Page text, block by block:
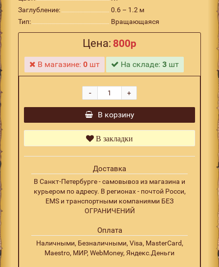
Заглубление:
0.6 – 1.2 м
Тип:
Вращающаяся
Цена: 800р
В магазине:0 шт На складе:3 шт
+
-
В корзину
В закладки
Доставка
В Санкт-Петербурге - самовывоз из магазина и
курьером по адресу. В регионах - почтой Росси,
EMS и транспортными компаниями БЕЗ
ОГРАНИЧЕНИЙ
Оплата
Наличными, Безналичными, Visa, MasterCard,
Maestro, МИР, WebMoney, Яндекс.Деньги